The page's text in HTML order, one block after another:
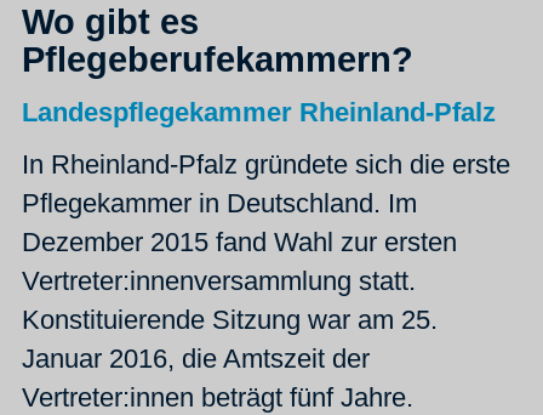
Wo gibt es
Pflegeberufekammern?
Landespflegekammer Rheinland-Pfalz
In Rheinland-Pfalz gründete sich die erste
Pflegekammer in Deutschland . Im
Dezember 2015 fand Wahl zur ersten
Vertreter:innenversammlung statt.
Konstituierende Sitzung war am 25.
Januar 2016, die Amtszeit der
Vertreter:innen beträgt fünf Jahre.